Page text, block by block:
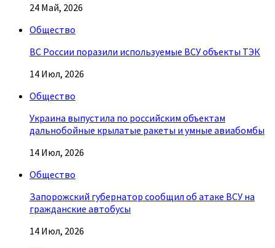
24 Май, 2026
Общество
ВС России поразили используемые ВСУ объекты ТЭК
14 Июл, 2026
Общество
Украина выпустила по российским объектам
дальнобойные крылатые ракеты и умные авиабомбы
14 Июл, 2026
Общество
Запорожский губернатор сообщил об атаке ВСУ на
гражданские автобусы
14 Июл, 2026